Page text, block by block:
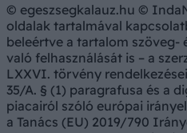
© egeszsegkalauz.hu ©
oldalak tartalmával
beleértve a tartalom szöveg-
való felhasználását is – a
LXXVI. törvény
35/A. § (1) paragrafusa és a
piacairól szóló európai
a Tanács (EU) 2019/790